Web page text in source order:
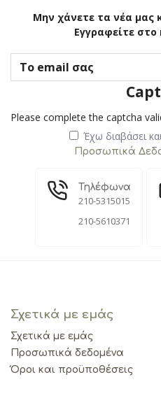
Μην χάνετε τα νέα μας
Εγγραφείτε
Please complete the captcha
Έχω διαβάσει
Προσωπικά
Τηλέφωνα
210-5315015
210-5610371
Σχετικά με εμάς
Σχετικά με εμάς
Προσωπικά δεδομένα
Όροι και προϋποθέσεις